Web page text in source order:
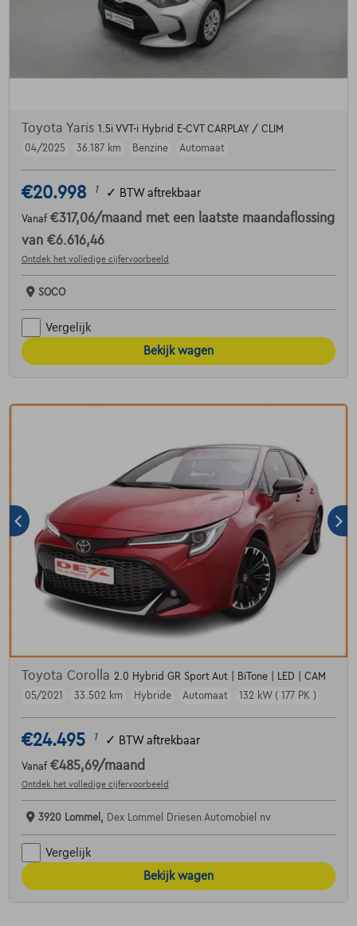
Toyota Yaris 1.5i VVT-i Hybrid E-CVT CARPLAY / CLIM
04/2025
36.187 km Benzine Automaat
€20.998 1 ✓ BTW aftrekbaar
Vanaf €317,06/maand met een laatste maandaflossing
van €6.616,46
Ontdek het volledige cijfervoorbeeld
SOCO
Vergelijk
Bekijk wagen
Toyota Corolla 2.0 Hybrid GR Sport Aut | BiTone | LED | CAM
05/2021
33.502 km Hybride Automaat 132 kW ( 177 PK )
€24.495 1 ✓ BTW aftrekbaar
Vanaf €485,69/maand
Ontdek het volledige cijfervoorbeeld
3920 Lommel, Dex Lommel Driesen Automobiel nv
Vergelijk
Bekijk wagen